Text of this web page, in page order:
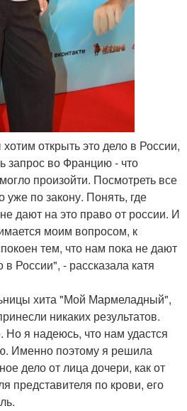
открыть это дело в России,
запрос во Францию - что
произойти. Посмотреть все
по закону. Понять, где
дают на это право от россии. И
моим вопросом, к
тем, что нам пока не дают
России", - рассказала катя
хита "Мой Мармеладный",
никаких результатов.
Но я надеюсь, что нам удастся
Именно поэтому я решила
дело от лица дочери, как от
представителя по крови, его